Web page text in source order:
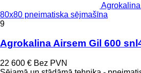
80x80 pneimatiska sējmašīna
9
Agrokalina Airsem Gil 600
22 600 € Bez PVN